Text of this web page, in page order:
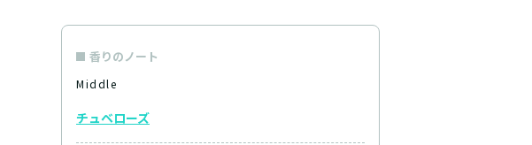
香りのノート
Middle
チュベローズ